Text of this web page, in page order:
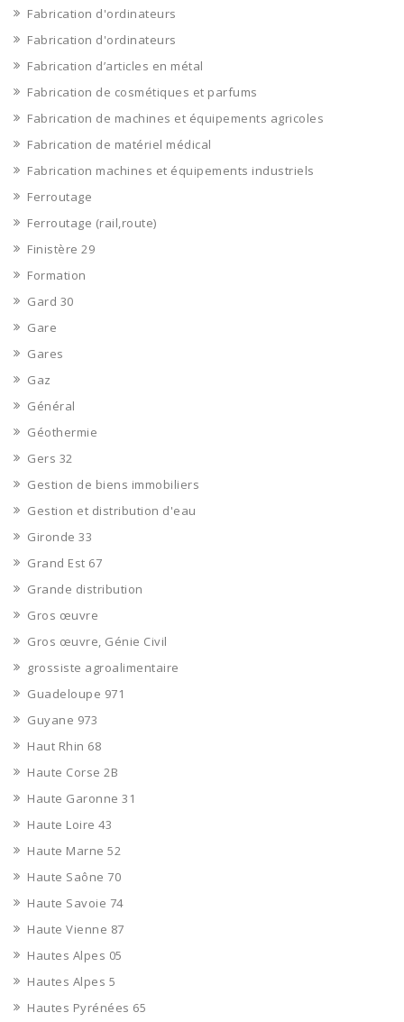
Fabrication d'ordinateurs
Fabrication d'ordinateurs
Fabrication d’articles en métal
Fabrication de cosmétiques et parfums
Fabrication de machines et équipements agricoles
Fabrication de matériel médical
Fabrication machines et équipements industriels
Ferroutage
Ferroutage (rail,route)
Finistère 29
Formation
Gard 30
Gare
Gares
Gaz
Général
Géothermie
Gers 32
Gestion de biens immobiliers
Gestion et distribution d'eau
Gironde 33
Grand Est 67
Grande distribution
Gros œuvre
Gros œuvre, Génie Civil
grossiste agroalimentaire
Guadeloupe 971
Guyane 973
Haut Rhin 68
Haute Corse 2B
Haute Garonne 31
Haute Loire 43
Haute Marne 52
Haute Saône 70
Haute Savoie 74
Haute Vienne 87
Hautes Alpes 05
Hautes Alpes 5
Hautes Pyrénées 65